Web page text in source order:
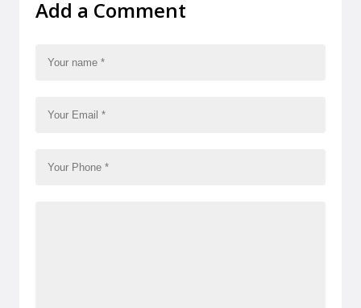
Add a Comment